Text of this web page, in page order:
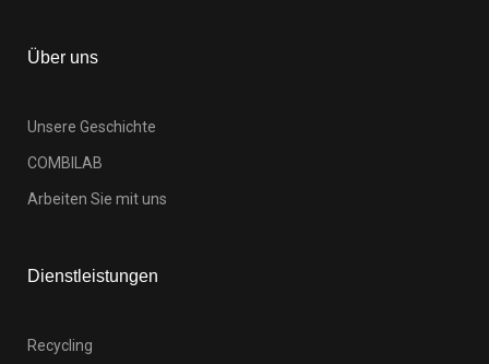
Über uns
Unsere Geschichte
COMBILAB
Arbeiten Sie mit uns
Dienstleistungen
Recycling